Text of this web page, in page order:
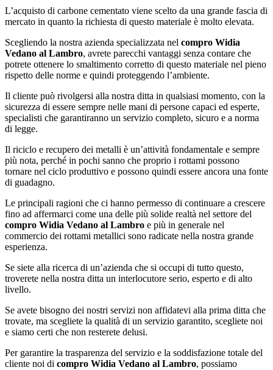
L’acquisto di carbone cementato viene scelto da una grande fascia di
mercato in quanto la richiesta di questo materiale è molto elevata.
Scegliendo la nostra azienda specializzata nel compro Widia
Vedano al Lambro, avrete parecchi vantaggi senza contare che
potrete ottenere lo smaltimento corretto di questo materiale nel pieno
rispetto delle norme e quindi proteggendo l’ambiente.
Il cliente può rivolgersi alla nostra ditta in qualsiasi momento, con la
sicurezza di essere sempre nelle mani di persone capaci ed esperte,
specialisti che garantiranno un servizio completo, sicuro e a norma
di legge.
Il riciclo e recupero dei metalli è un’attività fondamentale e sempre
più nota, perché in pochi sanno che proprio i rottami possono
tornare nel ciclo produttivo e possono quindi essere ancora una fonte
di guadagno.
Le principali ragioni che ci hanno permesso di continuare a crescere
fino ad affermarci come una delle più solide realtà nel settore del
compro Widia Vedano al Lambro e più in generale nel
commercio dei rottami metallici sono radicate nella nostra grande
esperienza.
Se siete alla ricerca di un’azienda che si occupi di tutto questo,
troverete nella nostra ditta un interlocutore serio, esperto e di alto
livello.
Se avete bisogno dei nostri servizi non affidatevi alla prima ditta che
trovate, ma scegliete la qualità di un servizio garantito, scegliete noi
e siamo certi che non resterete delusi.
Per garantire la trasparenza del servizio e la soddisfazione totale del
cliente noi di compro Widia Vedano al Lambro, possiamo